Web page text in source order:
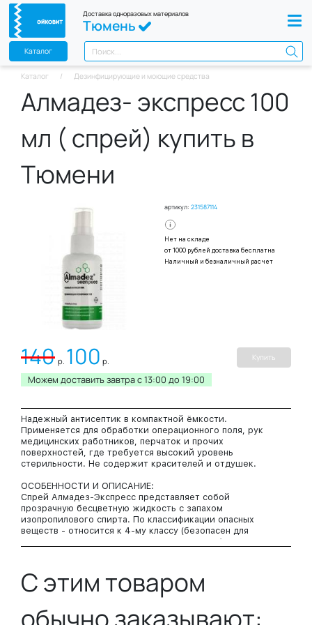
Доставка одноразовых материалов
Тюмень
Каталог
Каталог Дезинфицирующие и моющие средства
Алмадез- экспресс 100
мл ( спрей) купить в
Тюмени
артикул: 231587114
Нет на складе
от 1000 рублей доставка бесплатна
Наличный и безналичный расчет
140 р. 100 р. Купить
Можем доставить завтра c 13:00 до 19:00
Надежный антисептик в компактной ёмкости.
Применяется для обработки операционного поля, рук
медицинских работников, перчаток и прочих
поверхностей, где требуется высокий уровень
стерильности. Не содержит красителей и отдушек.
ОСОБЕННОСТИ И ОПИСАНИЕ:
Спрей Алмадез-Экспресс представляет собой
прозрачную бесцветную жидкость с запахом
изопропилового спирта. По классификации опасных
веществ - относится к 4-му классу (безопасен для
кожи, не допускать попадания на слизистые).
бактерий, большинства патогенных вирусов и
грибковых организмов. Удобная упаковка позволяет
всегда иметь его с собой, что особенно актуально для
медработников оказывающих помощь на дому.
С этим товаром